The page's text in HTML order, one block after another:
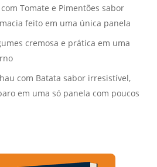
Tomate e Pimentões sabor
feito em uma única panela
cremosa e prática em uma
com Batata sabor irresistível,
em uma só panela com poucos